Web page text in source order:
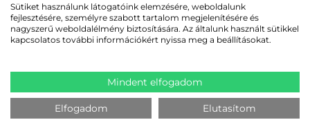
FŐBB OMNII XT MODELLEK:
Omnii XT15 (Standard modell):raktártechnika, ipar, gyártás
ig)
Omnii XT15f (Arctic - Freezer modell):
alkalmazásokhoz (fűtött kijelző és vonalkód olvasó ablak: -30°C-
tól, +50°C-ig)
Omnii XT15ni (Non-Incendive UL modell): veszélyes
Sütiket használunk látogatóink elemzésére, weboldalunk
fejlesztésére, személyre szabott tartalom megjelenítésére és
nagyszerű weboldalélmény biztosítására. Az általunk használt sütikkel
kapcsolatos további információkért nyissa meg a beállításokat.
Mindent elfogadom
Elfogadom Elutasítom